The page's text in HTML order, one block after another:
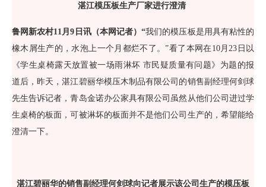
湛江模压板生产厂家进行澄清
鲁网新农村11月9日讯（本网记者）“我们的模压板是用具有粘性的
橡木屑生产的，水泡上一个月都烂不了。”看了本网在10月23日以
《学生桌椅露天放置被一场雨淋坏 市民疑质量有问题》为题的报
道后，昨天，湛江碧丽华模压木制品有限公司的销售副经理何剑球
先生告诉记者，青岛金诺办公家具有限公司虽然从他们公司进过学
生桌椅的板面，可被淋坏的板面并不是他们公司生产的，希望能给
澄清一下。
湛江碧丽华的销售副经理何剑球向记者展示该公司生产的模压板